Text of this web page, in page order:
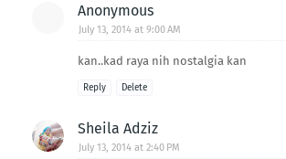
Anonymous
July 13, 2014 at 9:00 AM
kan..kad raya nih nostalgia kan
Reply Delete
Sheila Adziz
July 13, 2014 at 2:40 PM